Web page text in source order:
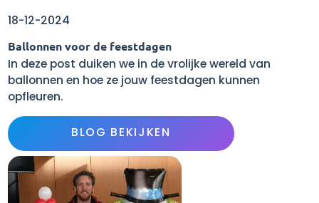
18-12-2024
Ballonnen voor de feestdagen
In deze post duiken we in de vrolijke wereld van
ballonnen en hoe ze jouw feestdagen kunnen
opfleuren.
BLOG BEKIJKEN